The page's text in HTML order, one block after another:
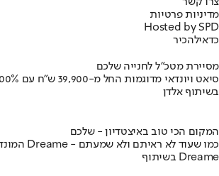
מדיניות פרטיות
Hosted by SPD
כדאילהכיר
מסיירת מטכ"ל לחנייה שלכם
סיאט ויונדאי מדוגמות החל מ-39,900 ש״ח עם 100% מימון ואחריות מורחבת
בשיתוף אלדן
המקום הכי טוב באיצטדיון - שלכם
המונדיאל עם מסכי Dreame - כמו שעוד לא ראיתם ולא שמעתם
בשיתוף Dreame